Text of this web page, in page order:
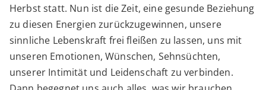
Herbst statt. Nun ist die Zeit, eine gesunde Beziehung
zu diesen Energien zurückzugewinnen, unsere
sinnliche Lebenskraft frei fleißen zu lassen, uns mit
unseren Emotionen, Wünschen, Sehnsüchten,
unserer Intimität und Leidenschaft zu verbinden.